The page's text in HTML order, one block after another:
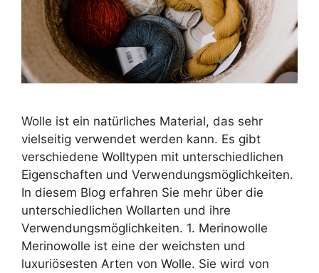
Wolle ist ein natürliches Material, das sehr
vielseitig verwendet werden kann. Es gibt
verschiedene Wolltypen mit unterschiedlichen
Eigenschaften und Verwendungsmöglichkeiten.
In diesem Blog erfahren Sie mehr über die
unterschiedlichen Wollarten und ihre
Verwendungsmöglichkeiten. 1. Merinowolle
Merinowolle ist eine der weichsten und
luxuriösesten Arten von Wolle. Sie wird von